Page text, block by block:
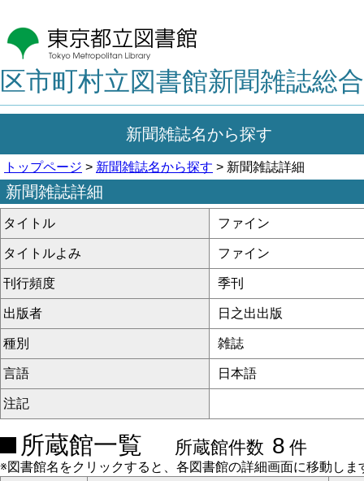
区市町村立図書館新聞雑誌総
新聞雑誌名から探す
トップページ > 新聞雑誌名から探す > 新聞雑誌詳細
新聞雑誌詳細
タイトル ファイン
タイトルよみ ファイン
刊行頻度 季刊
出版者 日之出出版
種別 雑誌
言語 日本語
注記
所蔵館一覧 所蔵館件数 8 件
※図書館名をクリックすると、各図書館の詳細画面に移動しま